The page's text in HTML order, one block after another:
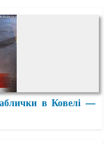
в Ковелі —